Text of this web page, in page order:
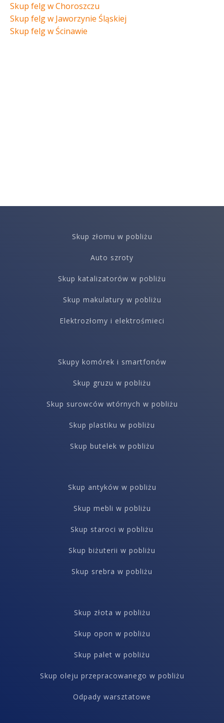
Skup felg w Choroszczu
Skup felg w Jaworzynie Śląskiej
Skup felg w Ścinawie
Skup złomu w pobliżu
Auto szroty
Skup katalizatorów w pobliżu
Skup makulatury w pobliżu
Elektrozłomy i elektrośmieci
Skupy komórek i smartfonów
Skup gruzu w pobliżu
Skup surowców wtórnych w pobliżu
Skup plastiku w pobliżu
Skup butelek w pobliżu
Skup antyków w pobliżu
Skup mebli w pobliżu
Skup staroci w pobliżu
Skup biżuterii w pobliżu
Skup srebra w pobliżu
Skup złota w pobliżu
Skup opon w pobliżu
Skup palet w pobliżu
Skup oleju przepracowanego w pobliżu
Odpady warsztatowe